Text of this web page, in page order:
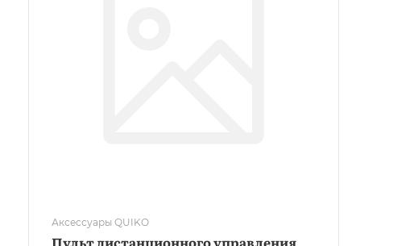
Аксессуары QUIKO
Пульт дистанционного управления